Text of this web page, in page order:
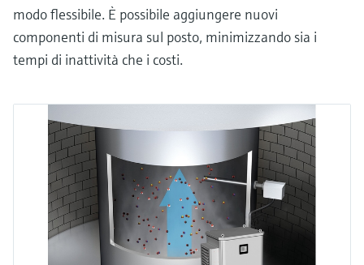
modo flessibile. È possibile aggiungere nuovi
componenti di misura sul posto, minimizzando sia i
tempi di inattività che i costi.